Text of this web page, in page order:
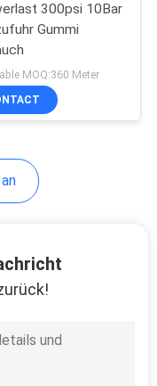
300psi 10Bar
Gummi
MOQ:360 Meter